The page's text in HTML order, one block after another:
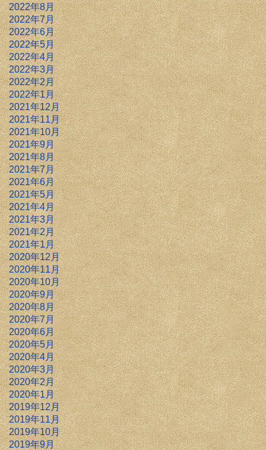
2022年8月
2022年7月
2022年6月
2022年5月
2022年4月
2022年3月
2022年2月
2022年1月
2021年12月
2021年11月
2021年10月
2021年9月
2021年8月
2021年7月
2021年6月
2021年5月
2021年4月
2021年3月
2021年2月
2021年1月
2020年12月
2020年11月
2020年10月
2020年9月
2020年8月
2020年7月
2020年6月
2020年5月
2020年4月
2020年3月
2020年2月
2020年1月
2019年12月
2019年11月
2019年10月
2019年9月